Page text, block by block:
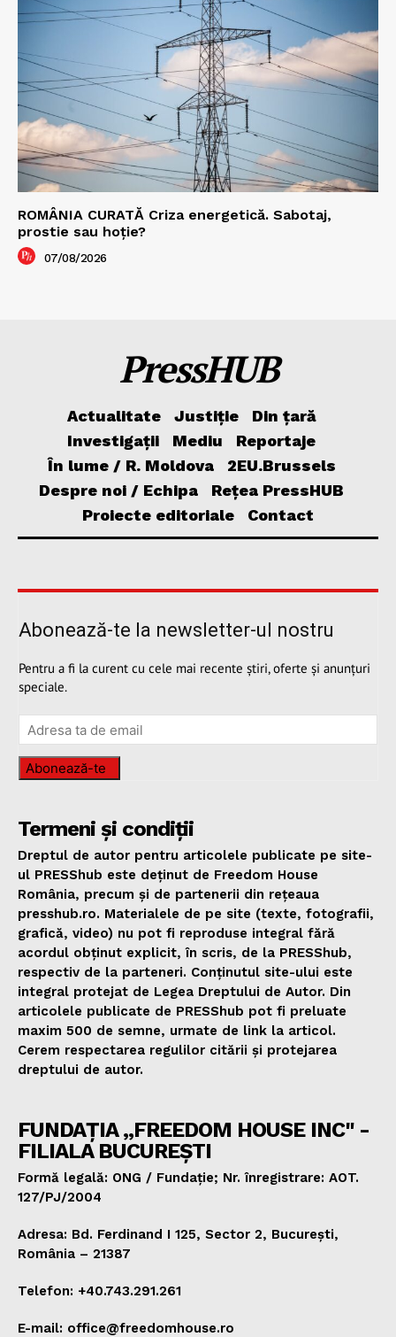
ROMÂNIA CURATĂ Criza energetică. Sabotaj,
prostie sau hoție?
07/08/2026
PressHUB
Actualitate Justiție
Din țară
Investigații
Mediu
Reportaje
În lume / R. Moldova
2EU.Brussels
Despre noi / Echipa
Rețea PressHUB
Proiecte editoriale
Contact
Abonează-te la newsletter-ul nostru
Pentru a fi la curent cu cele mai recente știri, oferte și anunțuri
speciale.
Abonează-te
Termeni și condiții
Dreptul de autor pentru articolele publicate pe site-
ul PRESShub este deținut de Freedom House
România, precum și de partenerii din rețeaua
presshub.ro. Materialele de pe site (texte, fotografii,
grafică, video) nu pot fi reproduse integral fără
acordul obținut explicit, în scris, de la PRESShub,
respectiv de la parteneri. Conținutul site-ului este
integral protejat de Legea Dreptului de Autor. Din
articolele publicate de PRESShub pot fi preluate
maxim 500 de semne, urmate de link la articol.
Cerem respectarea regulilor citării și protejarea
dreptului de autor.
FUNDAȚIA „FREEDOM HOUSE INC" -
FILIALA BUCUREȘTI
Formă legală: ONG / Fundație; Nr. înregistrare: AOT.
127/PJ/2004
Adresa: Bd. Ferdinand I 125, Sector 2, București,
România – 21387
Telefon: +40.743.291.261
E-mail: office@freedomhouse.ro